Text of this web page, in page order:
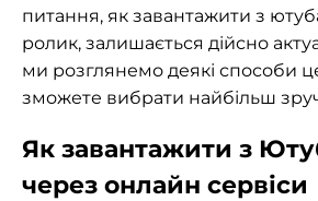
питання, як завантажити з
ролик, залишається дійсно
ми розглянемо деякі способи
зможете вибрати найбільш
Як завантажити з
через онлайн сервіси